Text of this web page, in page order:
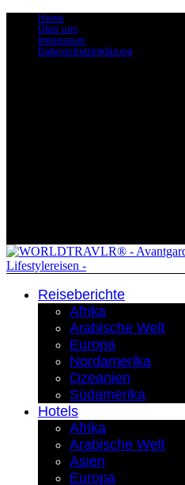
Home
Über uns
Impressum
Datenschutzerklärung
Reiseberichte
Afrika
Arabische Welt
Europa
Nordamerika
Ozeanien
Südamerika
Hotels
Afrika
Arabische Welt
Asien
Europa